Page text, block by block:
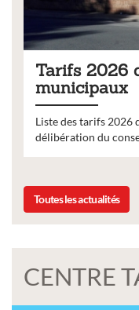
Tarifs 2026
municipaux
Liste des tarifs 2026
délibération du
Toutes les actualités
CENTRE